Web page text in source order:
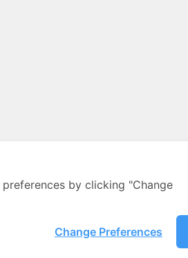
by clicking "Change
Change Preferences